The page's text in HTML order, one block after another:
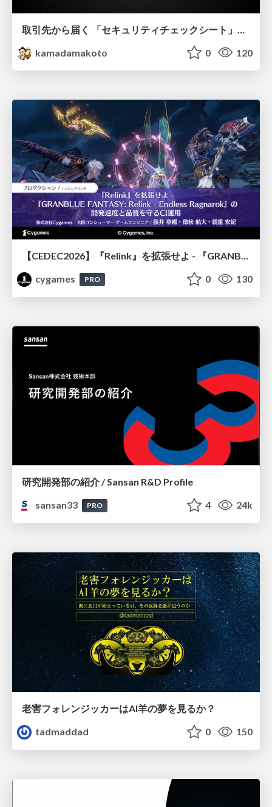
kamadamakoto
0 120
【CEDEC2026】『Relink』を拡張せよ - 『GRANBLUE FANTASY: Relink - Endless Ragnarok』の開発速度と品質を守るCI運用
cygames
PRO 0 130
研究開発部の紹介 / Sansan R&D Profile
sansan33
PRO 4 24k
老害フォレンジッカーはAI羊の夢を見るか？
tadmaddad
0 150